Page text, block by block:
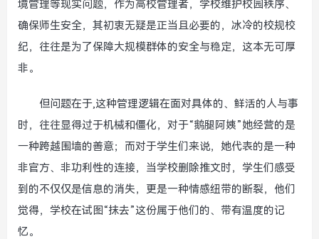
境管理等现实问题，作为高校管理者，学校维护校园秩序、
确保师生安全，其初衷无疑是正当且必要的，冰冷的校规校
纪，往往是为了保障大规模群体的安全与稳定，这本无可厚
非。
但问题在于,这种管理逻辑在面对具体的、鲜活的人与事
时，往往显得过于机械和僵化，对于“鹅腿阿姨”她经营的是
一种跨越围墙的善意；而对于学生们来说，她代表的是一种
非官方、非功利性的连接，当学校删除推文时，学生们感受
到的不仅仅是信息的消失，更是一种情感纽带的断裂，他们
觉得，学校在试图“抹去”这份属于他们的、带有温度的记
忆。